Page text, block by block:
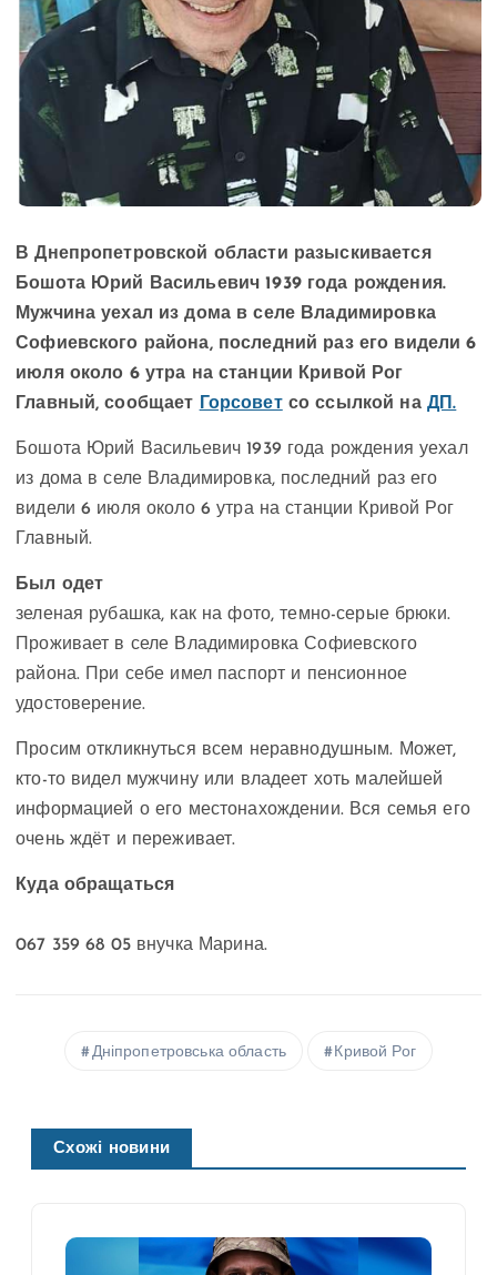
В Днепропетровской области разыскивается
Бошота Юрий Васильевич 1939 года рождения.
Мужчина уехал из дома в селе Владимировка
Софиевского района, последний раз его видели 6
июля около 6 утра на станции Кривой Рог
Главный, сообщает Горсоветсо ссылкой на ДП.
Бошота Юрий Васильевич 1939 года рождения уехал
из дома в селе Владимировка, последний раз его
видели 6 июля около 6 утра на станции Кривой Рог
Главный.
Был одет
зеленая рубашка, как на фото, темно-серые брюки.
Проживает в селе Владимировка Софиевского
района. При себе имел паспорт и пенсионное
удостоверение.
Просим откликнуться всем неравнодушным. Может,
кто-то видел мужчину или владеет хоть малейшей
информацией о его местонахождении. Вся семья его
очень ждёт и переживает.
Куда обращаться
067 359 68 05 внучка Марина.
Дніпропетровська область Кривой Рог
Схожі новини